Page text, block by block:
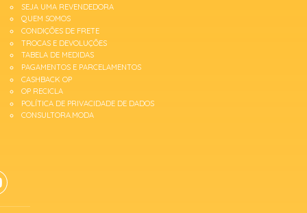
SEJA UMA REVENDEDORA
QUEM SOMOS
CONDIÇÕES DE FRETE
TROCAS E DEVOLUÇÕES
TABELA DE MEDIDAS
PAGAMENTOS E PARCELAMENTOS
CASHBACK OP
OP RECICLA
POLÍTICA DE PRIVACIDADE DE DADOS
CONSULTORA.MODA